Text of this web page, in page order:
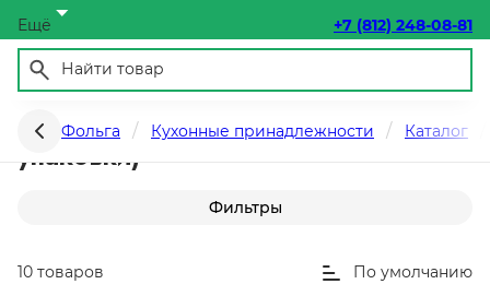
Ещё +7 (812) 248-08-81
Фольга Кухонные принадлежности Каталог
Профессиональная (без инд.
упаковки)
Фильтры
10 товаров По умолчанию